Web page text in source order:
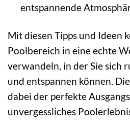
entspannende
Mit diesen Tipps und Ideen
Poolbereich in eine echte
verwandeln, in der Sie sich
und entspannen können.
dabei der perfekte
unvergessliches